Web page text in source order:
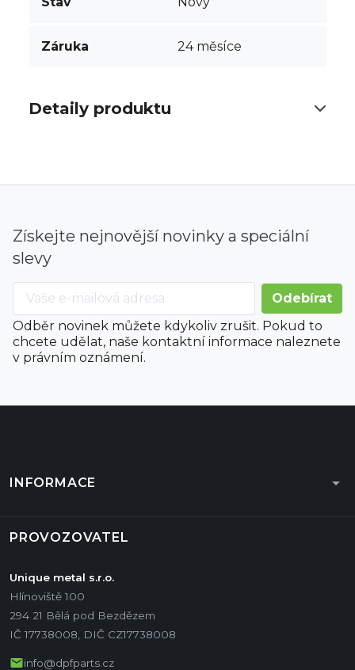
Záruka 24 měsíce
Detaily produktu
Získejte nejnovější novinky a speciální
slevy
Odběr novinek můžete kdykoliv zrušit. Pokud to
chcete udělat, naše kontaktní informace naleznete
v právním oznámení.
INFORMACE arrow_drop_down
PROVOZOVATEL
Unique metal s.r.o.
Hlínoviště 100
294 21 Bělá pod Bezdězem
IČ 17738008, DIČ CZ17738008
mailinfo@dpfparts.cz